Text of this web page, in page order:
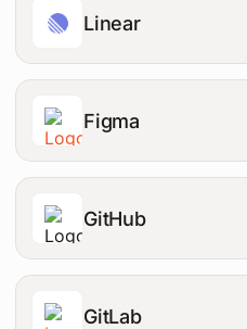
Linear
Figma
GitHub
GitLab